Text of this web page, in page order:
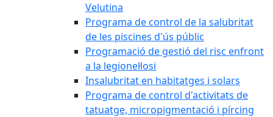
Velutina
Programa de control de la salubritat
de les piscines d'ús públic
Programació de gestió del risc enfront
a la legionel·losi
Insalubritat en habitatges i solars
Programa de control d'activitats de
tatuatge, micropigmentació i pírcing